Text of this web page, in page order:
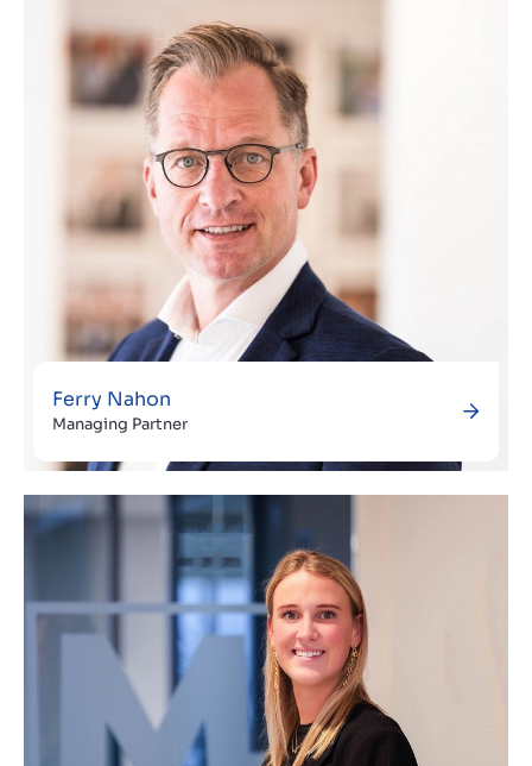
Kontakt
DE
Ferry Nahon
Managing Partner